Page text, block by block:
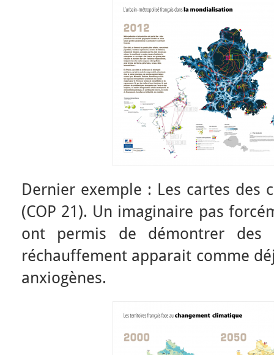
Dernier exemple : Les cartes des
(COP 21). Un imaginaire pas
ont permis de démontrer des
réchauffement apparait comme
anxiogènes.